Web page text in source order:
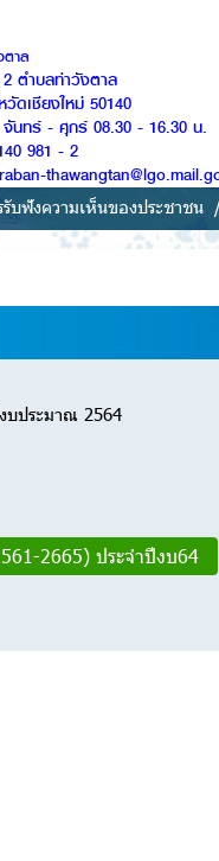
ตาล
ตำบลท่าวังตาล
ดเชียงใหม่ 50140
จันทร์ - ศุกร์ 08.30 - 16.30 น.
981 - 2
บฟังความเห็นของประชาชน
บประมาณ 2564
2665) ประจำปีงบ64